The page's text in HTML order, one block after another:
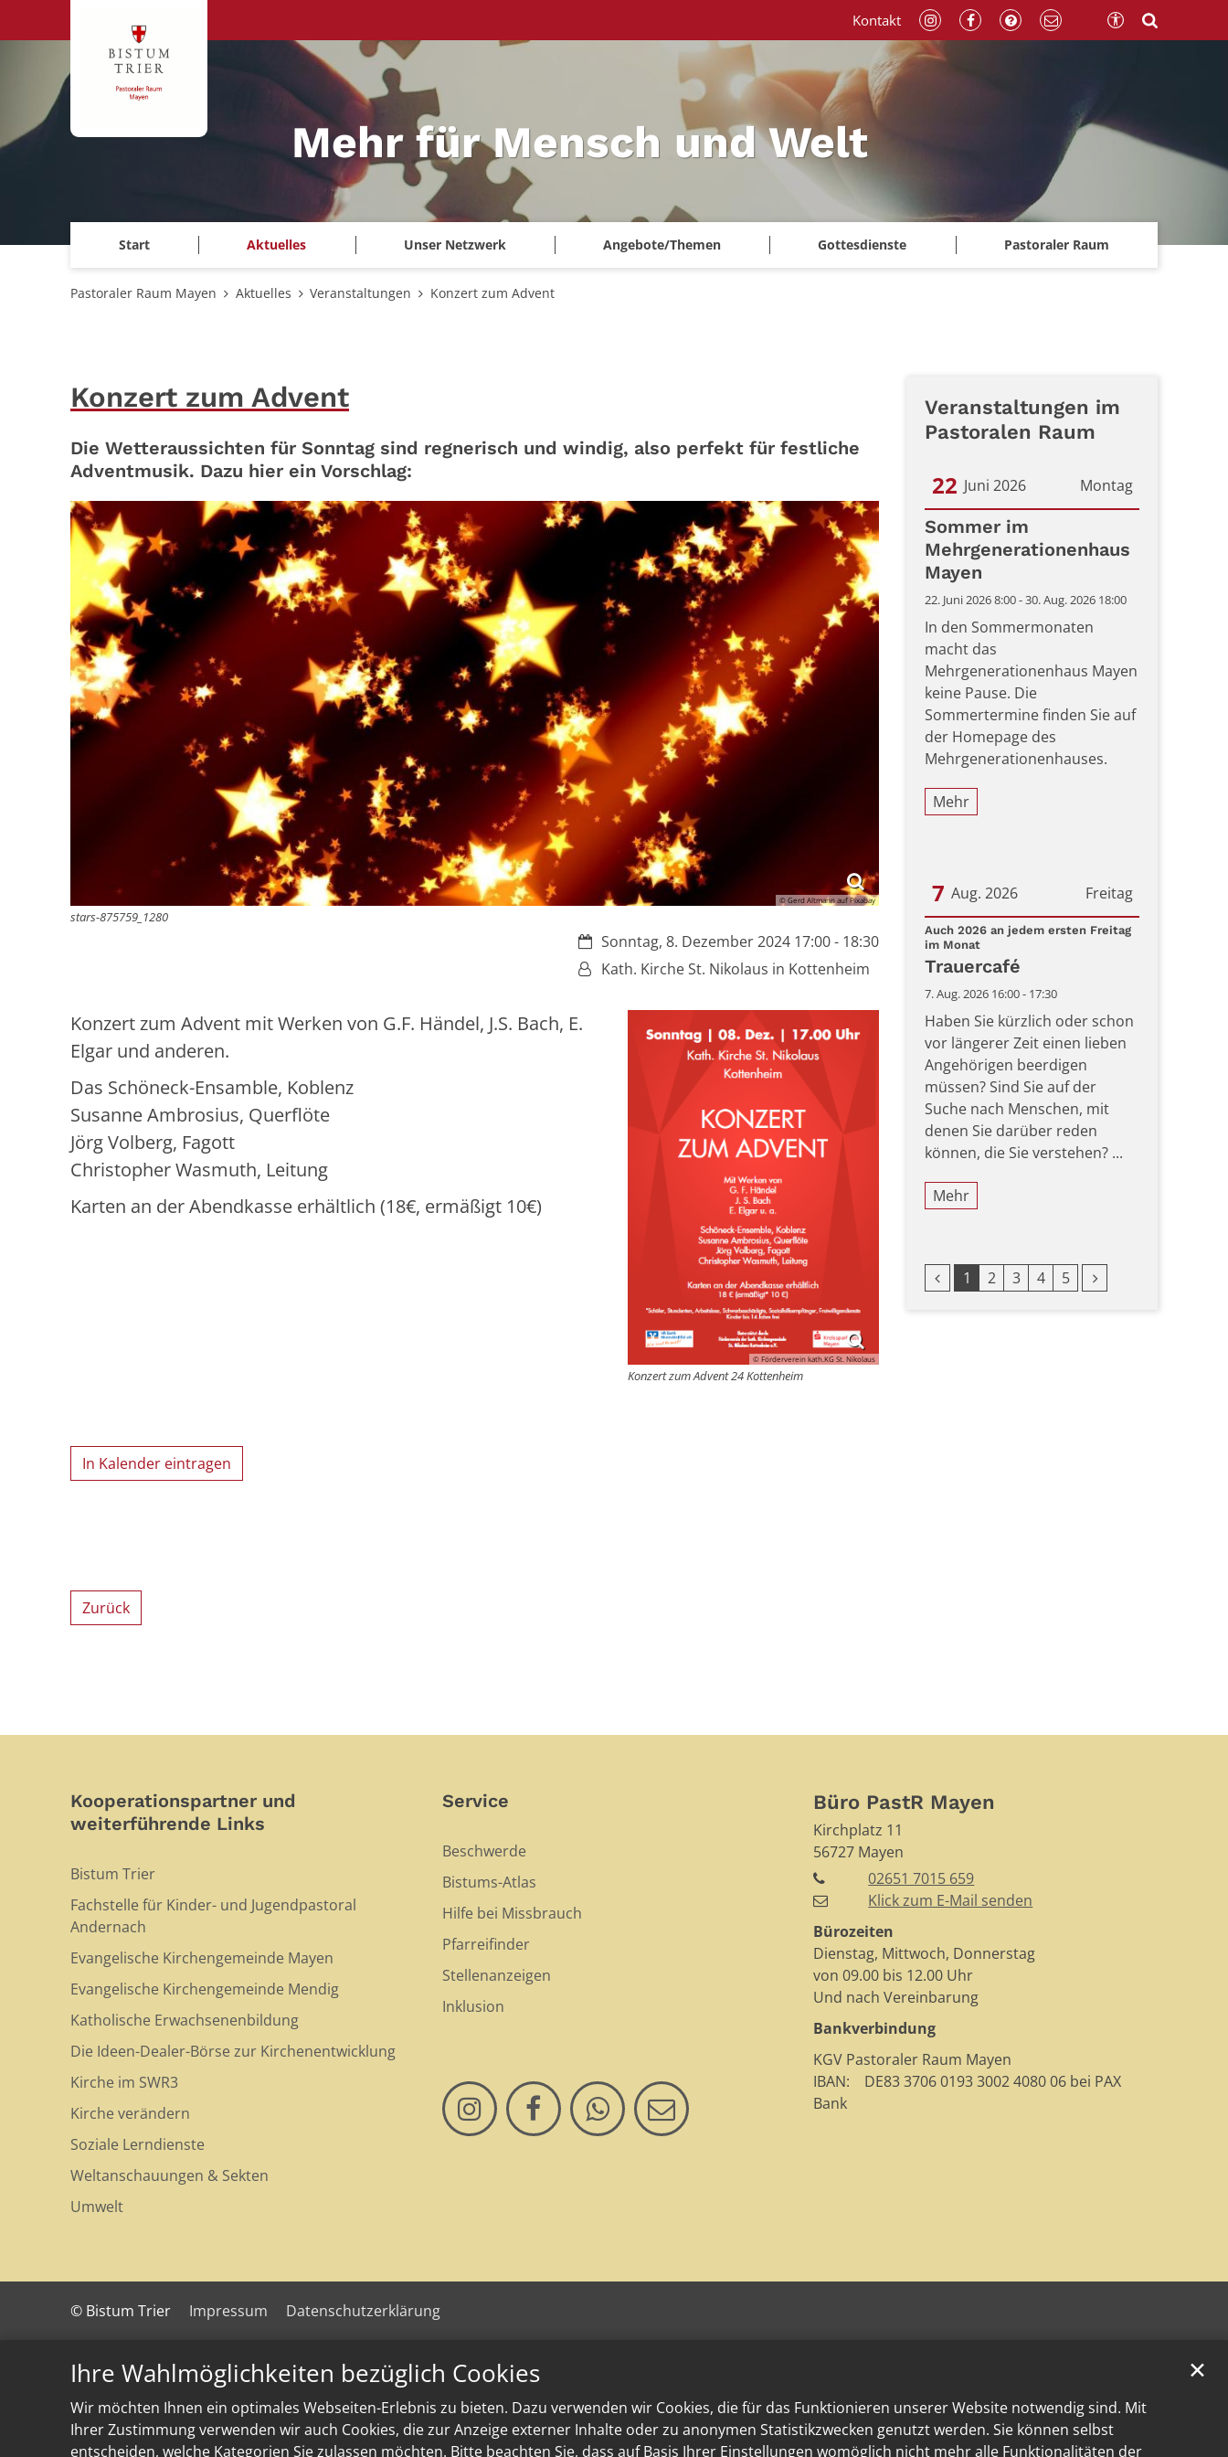
Ihre Wahlmöglichkeiten bezüglich Cookies
Wir möchten Ihnen ein optimales Webseiten-Erlebnis zu bieten. Dazu verwenden wir Cookies, die für das Funktionieren unserer Website notwendig sind. Mit
Ihrer Zustimmung verwenden wir auch Cookies, die zur Anzeige externer Inhalte oder zu anonymen Statistikzwecken genutzt werden. Sie können selbst
entscheiden, welche Kategorien Sie zulassen möchten. Bitte beachten Sie, dass auf Basis Ihrer Einstellungen womöglich nicht mehr alle Funktionalitäten der
✕
Mehr für Mensch und Welt
Start Aktuelles Unser Netzwerk Angebote/Themen Gottesdienste Pastoraler Raum
Kontakt
Pastoraler Raum Mayen Aktuelles Veranstaltungen Konzert zum Advent
Konzert zum Advent
Die Wetteraussichten für Sonntag sind regnerisch und windig, also perfekt für festliche
Adventmusik. Dazu hier ein Vorschlag:
© Gerd Altmann auf Pixabay
stars-875759_1280
Datum:Sonntag, 8. Dezember 2024 17:00 - 18:30
Von:Kath. Kirche St. Nikolaus in Kottenheim
© Förderverein kath.KG St. Nikolaus
Konzert zum Advent 24 Kottenheim
Konzert zum Advent mit Werken von G.F. Händel, J.S. Bach, E.
Elgar und anderen.
Das Schöneck-Ensamble, Koblenz
Susanne Ambrosius, Querflöte
Jörg Volberg, Fagott
Christopher Wasmuth, Leitung
Karten an der Abendkasse erhältlich (18€, ermäßigt 10€)
In Kalender eintragen
Veranstaltungen im
Pastoralen Raum
Montag
22 Juni 2026
Datum: 22. Juni 2026
Sommer im
Mehrgenerationenhaus
Mayen
22. Juni 2026 8:00 - 30. Aug. 2026 18:00
In den Sommermonaten
macht das
Mehrgenerationenhaus Mayen
keine Pause. Die
Sommertermine finden Sie auf
der Homepage des
Mehrgenerationenhauses.
Mehr
Freitag
7 Aug. 2026
Datum: 7. August 2026
Auch 2026 an jedem ersten Freitag
im Monat:
Trauercafé
7. Aug. 2026 16:00 - 17:30
Haben Sie kürzlich oder schon
vor längerer Zeit einen lieben
Angehörigen beerdigen
müssen? Sind Sie auf der
Suche nach Menschen, mit
denen Sie darüber reden
können, die Sie verstehen? ...
Mehr
Vorherige Seite
1 2 3 4 5 Nächste Seite
Zurück
Kooperationspartner und
weiterführende Links
Bistum Trier
Fachstelle für Kinder- und Jugendpastoral
Andernach
Evangelische Kirchengemeinde Mayen
Evangelische Kirchengemeinde Mendig
Katholische Erwachsenenbildung
Die Ideen-Dealer-Börse zur Kirchenentwicklung
Kirche im SWR3
Kirche verändern
Soziale Lerndienste
Weltanschauungen & Sekten
Umwelt
Service
Beschwerde
Bistums-Atlas
Hilfe bei Missbrauch
Pfarreifinder
Stellenanzeigen
Inklusion
Büro PastR Mayen
Kirchplatz 11
56727 Mayen
02651 7015 659
Klick zum E-Mail senden
Bürozeiten
Dienstag, Mittwoch, Donnerstag
von 09.00 bis 12.00 Uhr
Und nach Vereinbarung
Bankverbindung
KGV Pastoraler Raum Mayen
IBAN: DE83 3706 0193 3002 4080 06 bei PAX
Bank
© Bistum Trier Impressum Datenschutzerklärung